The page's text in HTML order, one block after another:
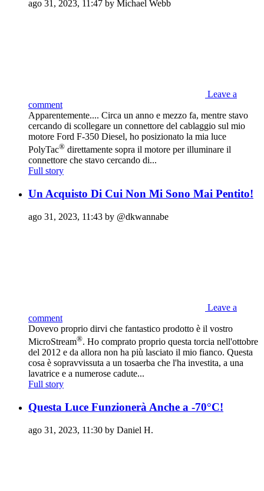
ago 31, 2023, 11:47 by Michael Webb
Leave a
comment
Apparentemente.... Circa un anno e mezzo fa, mentre stavo
cercando di scollegare un connettore del cablaggio sul mio
motore Ford F-350 Diesel, ho posizionato la mia luce
PolyTac® direttamente sopra il motore per illuminare il
connettore che stavo cercando di...
Full story
Un Acquisto Di Cui Non Mi Sono Mai Pentito!
ago 31, 2023, 11:43 by @dkwannabe
Leave a
comment
Dovevo proprio dirvi che fantastico prodotto è il vostro
MicroStream®. Ho comprato proprio questa torcia nell'ottobre
del 2012 e da allora non ha più lasciato il mio fianco. Questa
cosa è sopravvissuta a un tosaerba che l'ha investita, a una
lavatrice e a numerose cadute...
Full story
Questa Luce Funzionerà Anche a -70°C!
ago 31, 2023, 11:30 by Daniel H.